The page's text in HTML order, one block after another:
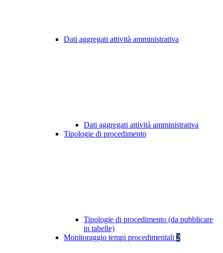
Dati aggregati attività amministrativa
Dati aggregati attività amministrativa
Tipologie di procedimento
Tipologie di procedimento (da pubblicare
in tabelle)
Monitoraggio tempi procedimentali 2